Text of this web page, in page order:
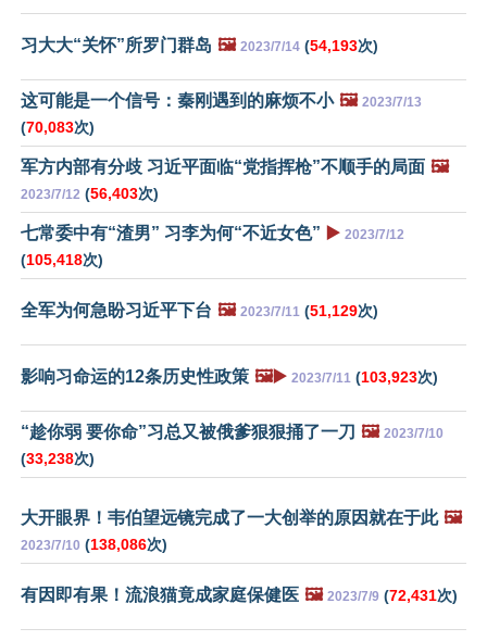
习大大“关怀”所罗门群岛 🖼️ 2023/7/14 (54,193次)
这可能是一个信号：秦刚遇到的麻烦不小 🖼️ 2023/7/13
(70,083次)
军方内部有分歧 习近平面临“党指挥枪”不顺手的局面 🖼️
2023/7/12 (56,403次)
七常委中有“渣男” 习李为何“不近女色” ▶️ 2023/7/12
(105,418次)
全军为何急盼习近平下台 🖼️ 2023/7/11 (51,129次)
影响习命运的12条历史性政策 🖼️▶️ 2023/7/11 (103,923次)
“趁你弱 要你命”习总又被俄爹狠狠捅了一刀 🖼️ 2023/7/10
(33,238次)
大开眼界！韦伯望远镜完成了一大创举的原因就在于此 🖼️
2023/7/10 (138,086次)
有因即有果！流浪猫竟成家庭保健医 🖼️ 2023/7/9 (72,431次)